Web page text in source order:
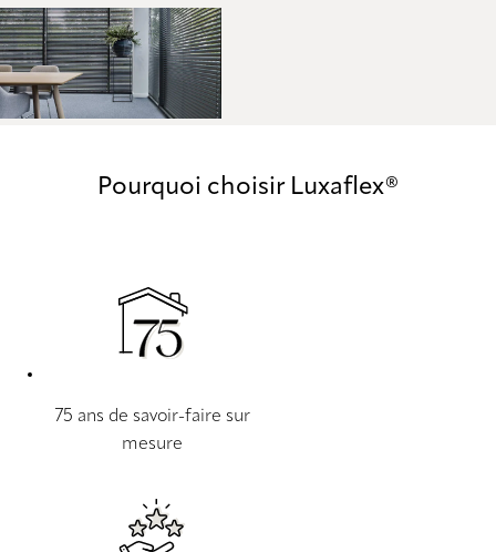
Pourquoi choisir Luxaflex®
75 ans de savoir-faire sur
mesure